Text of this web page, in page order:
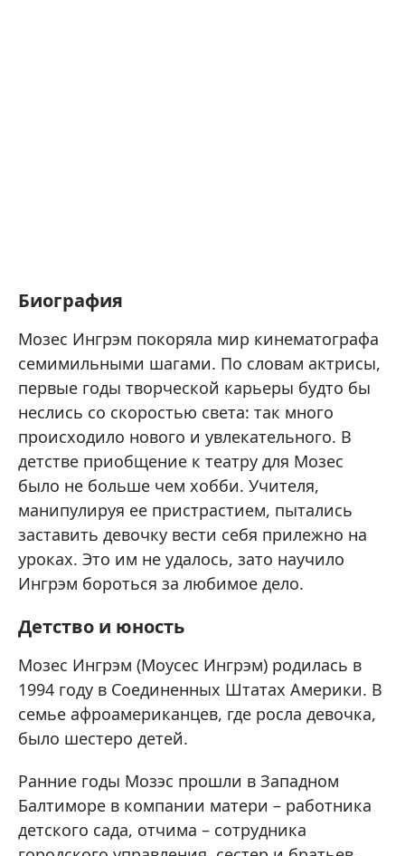
Биография
Мозес Ингрэм покоряла мир кинематографа
семимильными шагами. По словам актрисы,
первые годы творческой карьеры будто бы
неслись со скоростью света: так много
происходило нового и увлекательного. В
детстве приобщение к театру для Мозес
было не больше чем хобби. Учителя,
манипулируя ее пристрастием, пытались
заставить девочку вести себя прилежно на
уроках. Это им не удалось, зато научило
Ингрэм бороться за любимое дело.
Детство и юность
Мозес Ингрэм (Моусес Ингрэм) родилась в
1994 году в Соединенных Штатах Америки. В
семье афроамериканцев, где росла девочка,
было шестеро детей.
Ранние годы Мозэс прошли в Западном
Балтиморе в компании матери – работника
детского сада, отчима – сотрудника